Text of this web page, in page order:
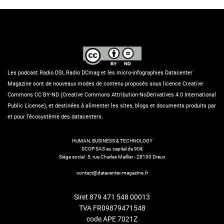
Les podcast Radio DSI, Radio DCmag et les micro-infographies Datacenter
Magazine sont de nouveaux modes de contenu proposés sous licence Creative
Commons CC BY-ND (Creative Commons Attribution-NoDerivatives 4.0 International
Public License), et destinées à alimenter les sites, blogs et documents produits par
et pour l’écosystème des datacenters.
HUMAN, BUSINESS & TECHNOLOGY
SCOP SAS au capital de 90€
Siège social : 5, rue Charles Maillier - 28100 Dreux
contact@datacenter-magazine.fr
Siret 879 471 548 00013
TVA FR09879471548
code APE 7021Z